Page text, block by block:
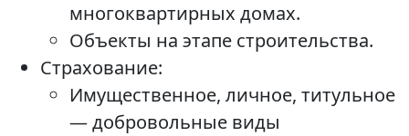
многоквартирных домах.
Объекты на этапе строительства.
Страхование:
Имущественное, личное, титульное
— добровольные виды